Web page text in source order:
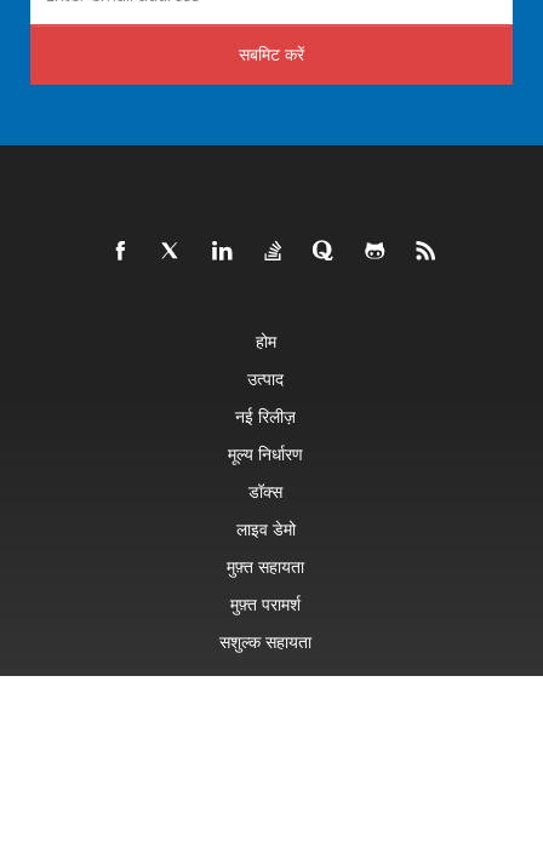
सबमिट करें
होम
उत्पाद
नई रिलीज़
मूल्य निर्धारण
डॉक्स
लाइव डेमो
मुफ़्त सहायता
मुफ़्त परामर्श
सशुल्क सहायता